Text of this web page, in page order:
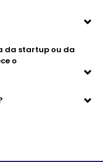
da startup ou da
o